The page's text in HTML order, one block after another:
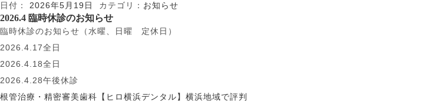
日付： 2026年5月19日 カテゴリ： お知らせ
2026.4 臨時休診のお知らせ
臨時休診のお知らせ（水曜、日曜 定休日）
2026.4.17全日
2026.4.18全日
2026.4.28午後休診
根管治療・精密審美歯科【ヒロ横浜デンタル】横浜地域で評判